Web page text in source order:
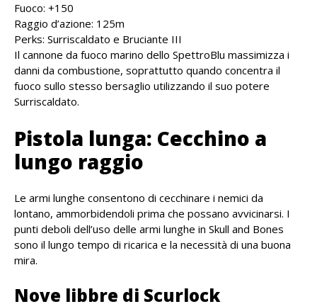
Fuoco: +150
Raggio d’azione: 125m
Perks: Surriscaldato e Bruciante III
Il cannone da fuoco marino dello SpettroBlu massimizza i
danni da combustione, soprattutto quando concentra il
fuoco sullo stesso bersaglio utilizzando il suo potere
Surriscaldato.
Pistola lunga: Cecchino a
lungo raggio
Le armi lunghe consentono di cecchinare i nemici da
lontano, ammorbidendoli prima che possano avvicinarsi. I
punti deboli dell’uso delle armi lunghe in Skull and Bones
sono il lungo tempo di ricarica e la necessità di una buona
mira.
Nove libbre di Scurlock